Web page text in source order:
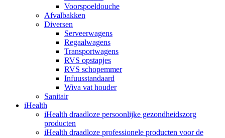
Voorspoeldouche
Afvalbakken
Diversen
Serveerwagens
Regaalwagens
Transportwagens
RVS opstapjes
RVS schopemmer
Infuusstandaard
Wiva vat houder
Sanitair
iHealth
iHealth draadloze persoonlijke gezondheidszorg
producten
iHealth draadloze professionele producten voor de